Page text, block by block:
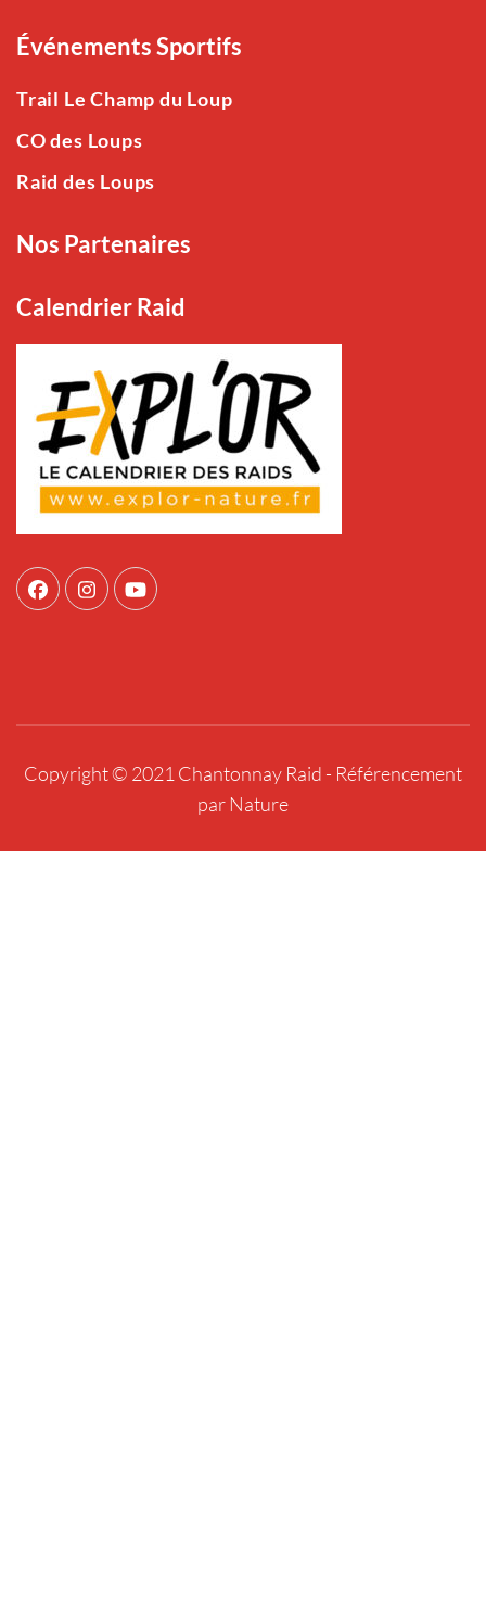
Événements Sportifs
Trail Le Champ du Loup
CO des Loups
Raid des Loups
Nos Partenaires
Calendrier Raid
Copyright © 2021 Chantonnay Raid - Référencement
par Nature